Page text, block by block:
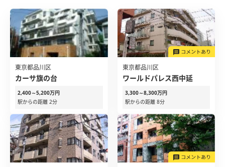
東京都品川区
カーサ旗の台
2,400～5,200万円
駅からの距離 2分
東京都品川区
ワールドパレス西中延
3,300～8,300万円
駅からの距離 8分